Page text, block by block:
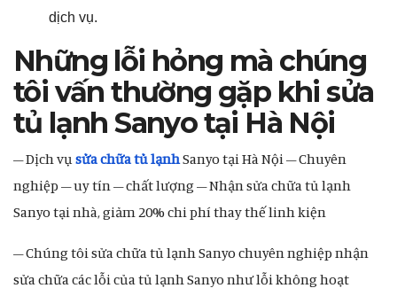
dịch vụ.
Những lỗi hỏng mà chúng
tôi vấn thường gặp khi sửa
tủ lạnh Sanyo tại Hà Nội
– Dịch vụsửa chữa tủ lạnhSanyo tại Hà Nội – Chuyên
nghiệp – uy tín – chất lượng – Nhận sửa chữa tủ lạnh
Sanyo tại nhà, giảm 20% chi phí thay thế linh kiện
– Chúng tôi sửa chữa tủ lạnh Sanyo chuyên nghiệp nhận
sửa chữa các lỗi của tủ lạnh Sanyo như lỗi không hoạt